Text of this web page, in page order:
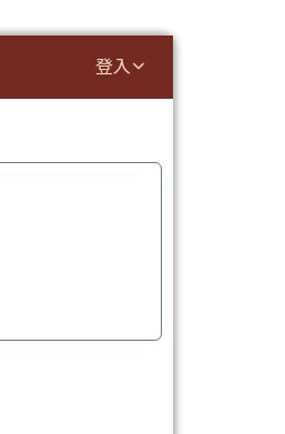
⏸
登入